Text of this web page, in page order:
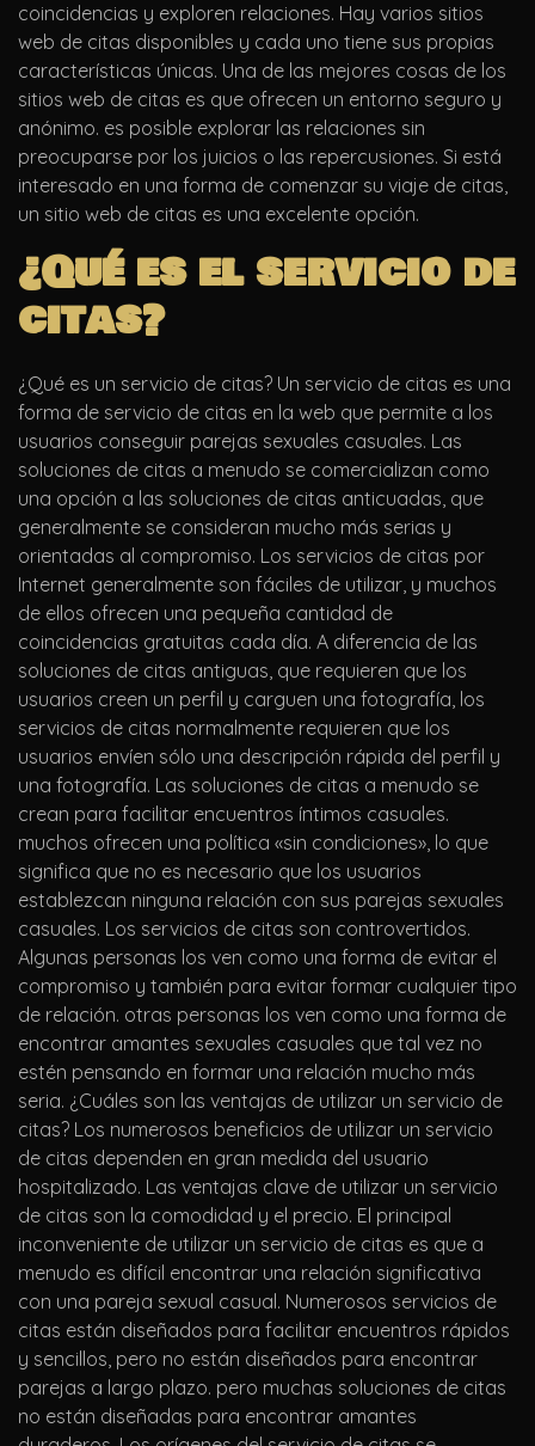
coincidencias y exploren relaciones. Hay varios sitios
web de citas disponibles y cada uno tiene sus propias
características únicas. Una de las mejores cosas de los
sitios web de citas es que ofrecen un entorno seguro y
anónimo. es posible explorar las relaciones sin
preocuparse por los juicios o las repercusiones. Si está
interesado en una forma de comenzar su viaje de citas,
un sitio web de citas es una excelente opción.
¿Qué es el servicio de
citas?
¿Qué es un servicio de citas? Un servicio de citas es una
forma de servicio de citas en la web que permite a los
usuarios conseguir parejas sexuales casuales. Las
soluciones de citas a menudo se comercializan como
una opción a las soluciones de citas anticuadas, que
generalmente se consideran mucho más serias y
orientadas al compromiso. Los servicios de citas por
Internet generalmente son fáciles de utilizar, y muchos
de ellos ofrecen una pequeña cantidad de
coincidencias gratuitas cada día. A diferencia de las
soluciones de citas antiguas, que requieren que los
usuarios creen un perfil y carguen una fotografía, los
servicios de citas normalmente requieren que los
usuarios envíen sólo una descripción rápida del perfil y
una fotografía. Las soluciones de citas a menudo se
crean para facilitar encuentros íntimos casuales.
muchos ofrecen una política «sin condiciones», lo que
significa que no es necesario que los usuarios
establezcan ninguna relación con sus parejas sexuales
casuales. Los servicios de citas son controvertidos.
Algunas personas los ven como una forma de evitar el
compromiso y también para evitar formar cualquier tipo
de relación. otras personas los ven como una forma de
encontrar amantes sexuales casuales que tal vez no
estén pensando en formar una relación mucho más
seria. ¿Cuáles son las ventajas de utilizar un servicio de
citas? Los numerosos beneficios de utilizar un servicio
de citas dependen en gran medida del usuario
hospitalizado. Las ventajas clave de utilizar un servicio
de citas son la comodidad y el precio. El principal
inconveniente de utilizar un servicio de citas es que a
menudo es difícil encontrar una relación significativa
con una pareja sexual casual. Numerosos servicios de
citas están diseñados para facilitar encuentros rápidos
y sencillos, pero no están diseñados para encontrar
parejas a largo plazo. pero muchas soluciones de citas
no están diseñadas para encontrar amantes